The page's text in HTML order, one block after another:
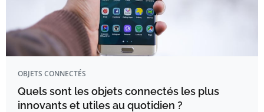
OBJETS CONNECTÉS
Quels sont les objets connectés les plus
innovants et utiles au quotidien ?